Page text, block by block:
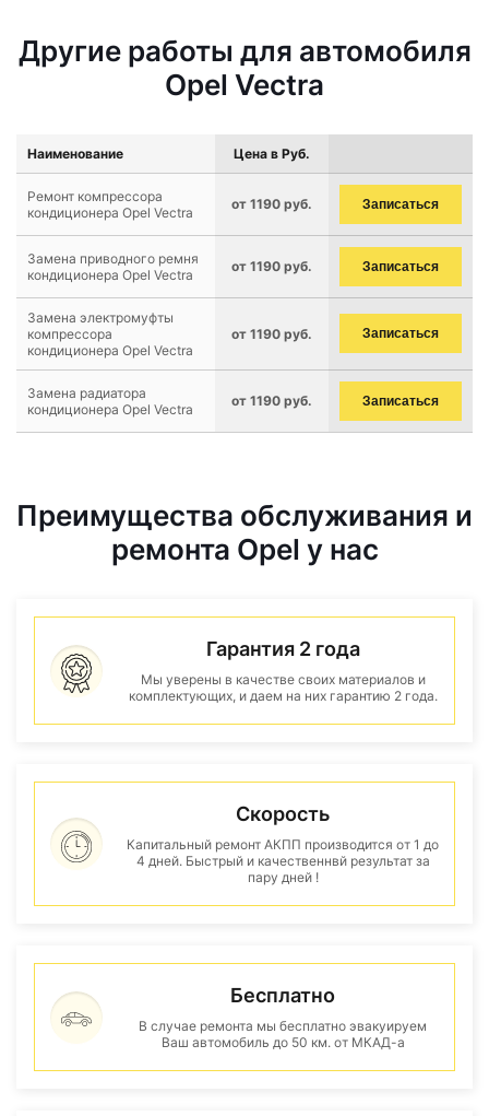
Другие работы для автомобиля
Opel Vectra
Наименование Цена в Руб.
Ремонт компрессора
кондиционера Opel Vectra
от 1190 руб. Записаться
Замена приводного ремня
кондиционера Opel Vectra
от 1190 руб. Записаться
Замена электромуфты
компрессора
кондиционера Opel Vectra
от 1190 руб. Записаться
Замена радиатора
кондиционера Opel Vectra
от 1190 руб. Записаться
Преимущества обслуживания и
ремонта Opel у нас
Гарантия 2 года
Мы уверены в качестве своих материалов и
комплектующих, и даем на них гарантию 2 года.
Скорость
Капитальный ремонт АКПП производится от 1 до
4 дней. Быстрый и качественнвй результат за
пару дней !
Бесплатно
В случае ремонта мы бесплатно эвакуируем
Ваш автомобиль до 50 км. от МКАД-а